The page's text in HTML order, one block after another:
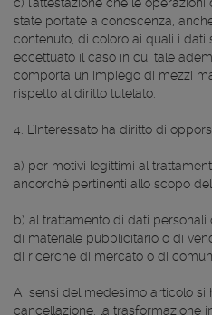
state portate a conoscenza,
contenuto, di coloro ai quali i dati
eccettuato il caso in cui tale
comporta un impiego di mezzi
rispetto al diritto tutelato.
4. L'Interessato ha diritto di
a) per motivi legittimi al
ancorché pertinenti allo scopo
b) al trattamento di dati
di materiale pubblicitario o di
di ricerche di mercato o di
Ai sensi del medesimo articolo si
cancellazione, la trasformazione